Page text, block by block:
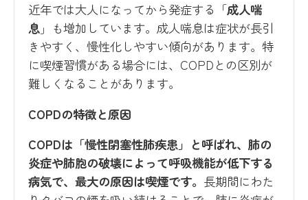
近年では大人になってから発症する「成人喘
息」も増加しています。成人喘息は症状が長引
きやすく、慢性化しやすい傾向があります。特
に喫煙習慣がある場合には、COPDとの区別が
難しくなることがあります。
COPDの特徴と原因
COPDは「慢性閉塞性肺疾患」と呼ばれ、肺の
炎症や肺胞の破壊によって呼吸機能が低下する
病気で、最大の原因は喫煙です。 長期間にわた